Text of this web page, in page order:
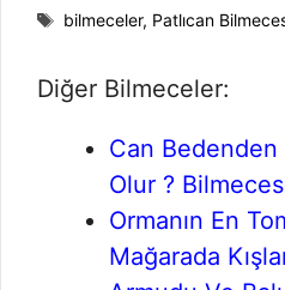
Etiketler
bilmeceler, Patlıcan
Diğer Bilmeceler:
Can Bedenden
Olur ?
Ormanın En
Mağarada